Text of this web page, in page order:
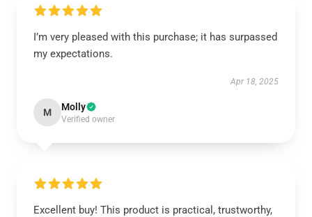
I’m very pleased with this purchase; it has surpassed
my expectations.
Apr 18, 2025
M Molly
Verified owner
Excellent buy! This product is practical, trustworthy,